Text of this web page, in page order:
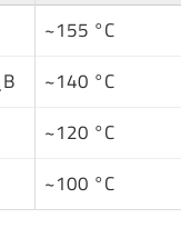
~155 °C
~140 °C
~120 °C
~100 °C